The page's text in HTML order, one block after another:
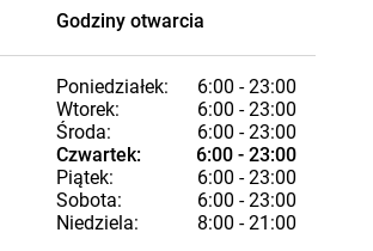
Godziny otwarcia
Poniedziałek:
6:00 - 23:00
Wtorek:
6:00 - 23:00
Środa:
6:00 - 23:00
Czwartek:
6:00 - 23:00
Piątek:
6:00 - 23:00
Sobota:
6:00 - 23:00
Niedziela:
8:00 - 21:00